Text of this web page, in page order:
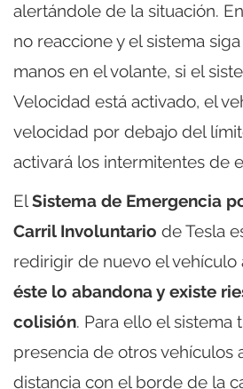
alertándole de la situación.
no reaccione y el sistema
manos en el volante, si el
Velocidad está activado, el
velocidad por debajo del
activará los intermitentes de
ElSistema de Emergencia
Carril Involuntario de Tesla
redirigir de nuevo el vehículo
éste lo abandona y existe
colisión. Para ello el sistema
presencia de otros vehículos
distancia con el borde de la